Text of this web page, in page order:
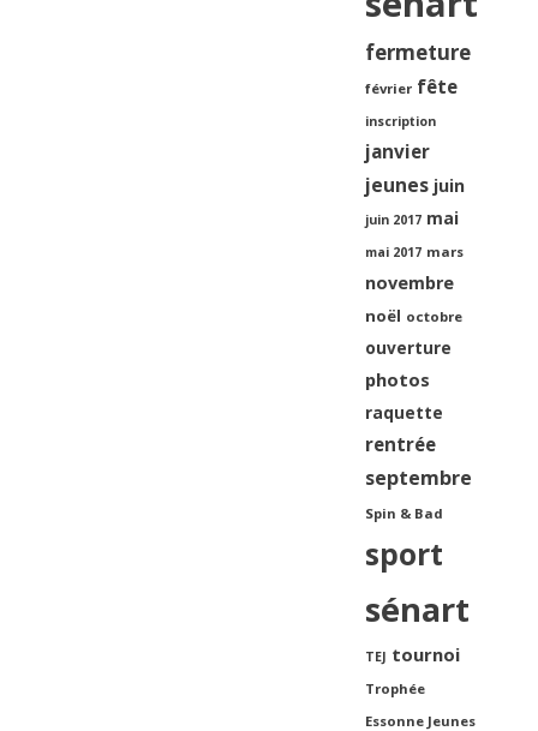
fermeture
février fête
inscription
janvier
jeunes juin
juin 2017 mai
mai 2017 mars
novembre
noël octobre
ouverture
photos
raquette
rentrée
septembre
Spin & Bad
sport
sénart
TEJ tournoi
Trophée
Essonne Jeunes